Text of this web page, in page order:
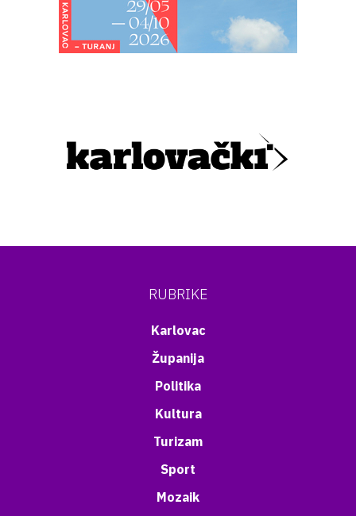
RUBRIKE
Karlovac
Županija
Politika
Kultura
Turizam
Sport
Mozaik